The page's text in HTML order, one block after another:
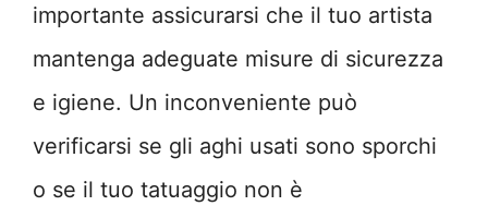
importante assicurarsi che il tuo artista
mantenga adeguate misure di sicurezza
e igiene. Un inconveniente può
verificarsi se gli aghi usati sono sporchi
o se il tuo tatuaggio non è